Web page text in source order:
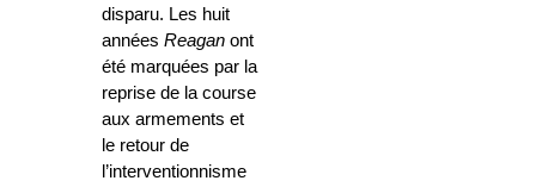
disparu. Les huit
années Reagan ont
été marquées par la
reprise de la course
aux armements et
le retour de
l’interventionnisme